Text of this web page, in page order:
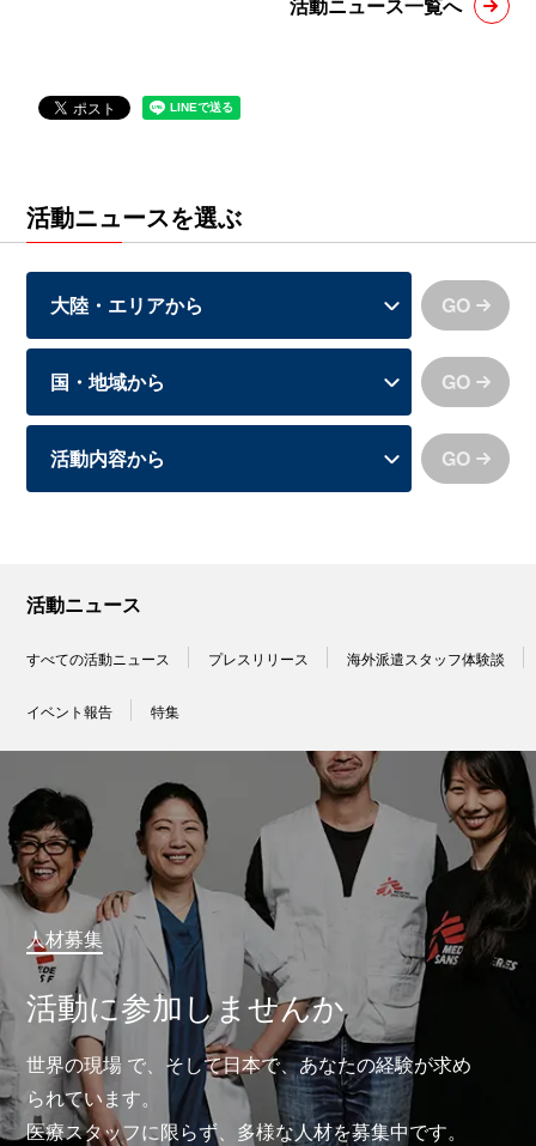
活動ニュースを選ぶ
GO
GO
GO
活動ニュース
すべての活動ニュース プレスリリース 海外派遣スタッフ体験談
イベント報告 特集
人材募集
活動に参加しませんか
世界の現場 で、そして日本で、あなたの経験が求め
られています。
医療スタッフに限らず、多様な人材を募集中です。